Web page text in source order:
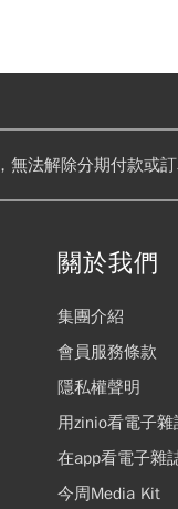
法解除分期付款或
關於我們
集團介紹
會員服務條款
隱私權聲明
用zinio看電子雜
在app看電子雜
今周Media Kit